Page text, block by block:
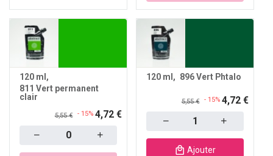
120 ml
811 Vert permanent
clair
5,55 € - 15% 4,72 €
120 ml 896 Vert Phtalo
5,55 € - 15% 4,72 €
Ajouter